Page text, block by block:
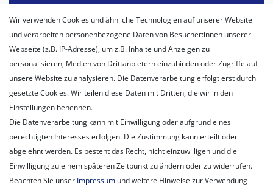
Mein Konto
Registrieren
Login
Unternehmen
Wir verwenden Cookies und ähnliche Technologien auf unserer Website
und verarbeiten personenbezogene Daten von Besucher:innen unserer
Webseite (z.B. IP-Adresse), um z.B. Inhalte und Anzeigen zu
personalisieren, Medien von Drittanbietern einzubinden oder Zugriffe auf
unsere Website zu analysieren. Die Datenverarbeitung erfolgt erst durch
gesetzte Cookies. Wir teilen diese Daten mit Dritten, die wir in den
Einstellungen benennen.
Die Datenverarbeitung kann mit Einwilligung oder aufgrund eines
berechtigten Interesses erfolgen. Die Zustimmung kann erteilt oder
abgelehnt werden. Es besteht das Recht, nicht einzuwilligen und die
Einwilligung zu einem späteren Zeitpunkt zu ändern oder zu widerrufen.
Beachten Sie unser Impressum und weitere Hinweise zur Verwendung